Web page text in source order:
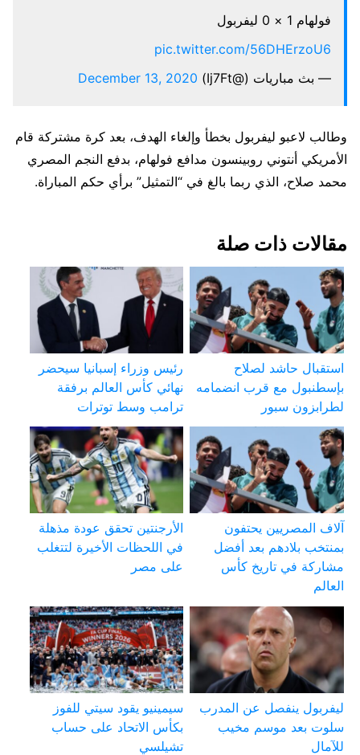
فولهام 1 × 0 ليفربول
pic.twitter.com/56DHErzoU6
— بث مباريات (@Ij7Ft)
December 13, 2020
وطالب لاعبو ليفربول بخطأ وإلغاء الهدف، بعد كرة مشتركة قام
الأمريكي أنتوني روبينسون مدافع فولهام، بدفع النجم المصري
محمد صلاح، الذي ربما بالغ في “التمثيل” برأي حكم المباراة.
مقالات ذات صلة
استقبال حاشد لصلاح
بإسطنبول مع قرب انضمامه
لطرابزون سبور
رئيس وزراء إسبانيا سيحضر
نهائي كأس العالم برفقة
ترامب وسط توترات
آلاف المصريين يحتفون
بمنتخب بلادهم بعد أفضل
مشاركة في تاريخ كأس
العالم
الأرجنتين تحقق عودة مذهلة
في اللحظات الأخيرة لتتغلب
على مصر
ليفربول ينفصل عن المدرب
سلوت بعد موسم مخيب
للآمال
سيمينيو يقود سيتي للفوز
بكأس الاتحاد على حساب
تشيلسي